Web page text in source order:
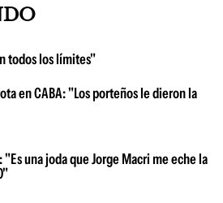
todos los límites"
en CABA: "Los porteños le dieron la
una joda que Jorge Macri me eche la